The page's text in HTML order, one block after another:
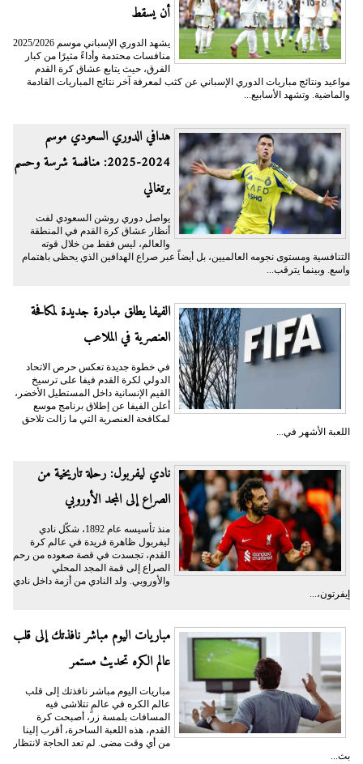
أن يسقط
يشهد الدوري الإسباني موسم 2025/2026
منافسات محتدمة وأداءً مثيرًا من كبار
الفرق، حيث يتابع عشاق كرة القدم
مواعيد ونتائج مباريات الدوري الإسباني عن كثب لمعرفة آخر نتائج المباريات القادمة
والماضية. وتشهد الأسابيع...
هدافي الدوري السعودي موسم
2024-2025: منافسة شرسة وحسم
برتغالي
يواصل دوري روشن السعودي لفت
أنظار عشاق كرة القدم في المنطقة
والعالم، ليس فقط من خلال قوته
التنافسية ومستوى نجومه العالميين، بل أيضاً عبر صراع الهدافين الذي يحظى باهتمام
واسع. وبينما يترقب...
الفيفا يطلق مبادرة جديدة لمكافحة
العنصرية في الملاعب
في خطوة جديدة تعكس حرص الاتحاد
الدولي لكرة القدم فيفا على ترسيخ
القيم الإنسانية داخل المستطيل الأخضر،
أعلن الفيفا عن إطلاق برنامج موسع
لمكافحة العنصرية التي ما زالت تلاحق
اللعبة الأشهر في...
نادي ليفربول: رحلة تاريخية من
الصراع إلى المجد الأوروبي
منذ تأسيسه عام 1892، شكّل نادي
ليفربول ظاهرة فريدة في عالم كرة
القدم، تجسدت في قصة صعوده من رحم
الصراع إلى قمة المجد المحلي
والأوروبي. ولد النادي من أزمة داخل نادي
إيفرتون،...
مباريات اليوم مباشر نافذتك إلى قلب
عالم الكره تحديث مستمر
مباريات اليوم مباشر نافذتك إلى قلب
عالم الكره في عالمٍ تتلاشى فيه
المسافات بلمسة زر، أصبحت كرة
القدم، هذه اللعبة الساحرة، أقرب إلينا
من أي وقت مضى. لم تعد الحاجة لانتظار
بث...